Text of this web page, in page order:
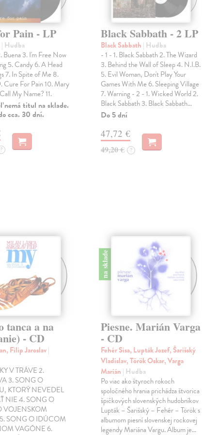
Pain - LP
| Hudba
Buena 3. I'm Free Now
5. Candy 6. A Head
7. In Spite of Me 8.
Cure For Pain 10. Mary
My Name? 11.
nemá titul na sklade.
cca. 30 dní.
?
Black Sabbath - 2 LP
Black Sabbath | Hudba
- 1 - 1. Black Sabbath 2. The Wizard
3. Behind the Wall of Sleep 4. N.I.B.
5. Evil Woman, Don't Play Your
Games With Me 6. Sleeping Village
7. Warning - 2 - 1. Wicked World 2.
Black Sabbath 3. Black Sabbath…
Do 5 dní
47,72 €
49,20 € ?
tanca a na
- CD
Filip Jaroslav|
V TRÁVE 2.
3. SONG O
KTORÝ NEVEDEL
NIE 4. SONG O
VOJENSKOM
SONG O IDÚCOM
VAGÓNE 6.
na sklade
Piesne. Marián Varga
- CD
Fehér Sisa, Lupták Jozef, Šarišský
Vladislav, Török Oskar, Varga
Marián | Hudba
Po viac ako štyroch rokoch
spoločného hrania prichádza štvorica
špičkových slovenských hudobníkov
Lupták – Šarišský – Fehér – Török s
albumom piesní slovenskej rockovej
legendy Mariána Vargu. Album je…